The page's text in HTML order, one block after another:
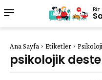
Biz
Ana Sayfa Etiketler
psikolojik